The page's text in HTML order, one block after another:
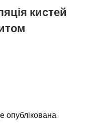
кистей
опублікована.